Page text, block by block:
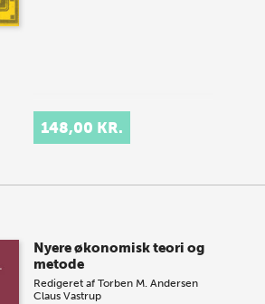
148,00 KR.
Nyere økonomisk teori og
metode
Redigeret afTorben M. Andersen
Claus Vastrup